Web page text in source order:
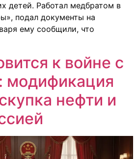
детей. Работал медбратом в
подал документы на
ему сообщили, что
к войне с
модификация
нефти и